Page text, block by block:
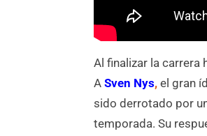
Al finalizar la carrera
ASven Nys, el gran
sido derrotado por
temporada. Su